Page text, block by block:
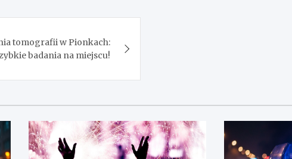
tomografii w Pionkach:
badania na miejscu!